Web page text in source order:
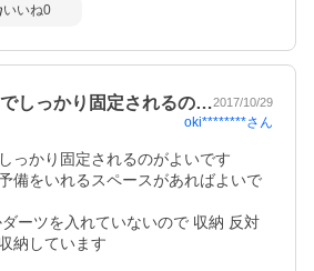
いいね0
しっかり固定されるの…2017/10/29
oki********さん
っかり固定されるのがよいです
備をいれるスペースがあればよいで
ーツを入れていないので 収納 反対
納しています